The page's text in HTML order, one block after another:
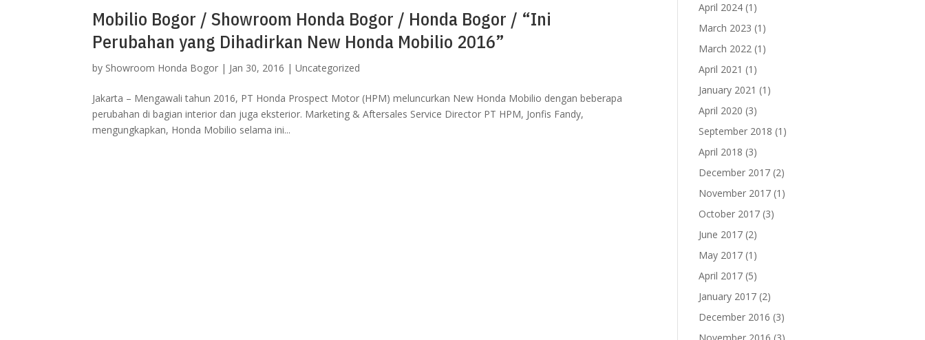
Mobilio Bogor / Showroom Honda Bogor / Honda Bogor / “Ini
Perubahan yang Dihadirkan New Honda Mobilio 2016”
by Showroom Honda Bogor | Jan 30, 2016 |Uncategorized
Jakarta – Mengawali tahun 2016, PT Honda Prospect Motor (HPM) meluncurkan New Honda Mobilio dengan beberapa
perubahan di bagian interior dan juga eksterior. Marketing & Aftersales Service Director PT HPM, Jonfis Fandy,
mengungkapkan, Honda Mobilio selama ini...
April 2024 (1)
March 2023 (1)
March 2022 (1)
April 2021 (1)
January 2021 (1)
April 2020 (3)
September 2018 (1)
April 2018 (3)
December 2017 (2)
November 2017 (1)
October 2017 (3)
June 2017 (2)
May 2017 (1)
April 2017 (5)
January 2017 (2)
December 2016 (3)